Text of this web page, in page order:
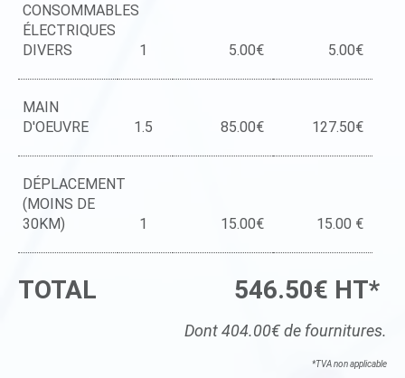
CONSOMMABLES
ÉLECTRIQUES
DIVERS
1 5.00€ 5.00€
MAIN
D'OEUVRE
1.5 85.00€ 127.50€
DÉPLACEMENT
(MOINS DE
30KM)
1 15.00€ 15.00 €
TOTAL 546.50€ HT*
Dont 404.00€ de fournitures.
*TVA non applicable